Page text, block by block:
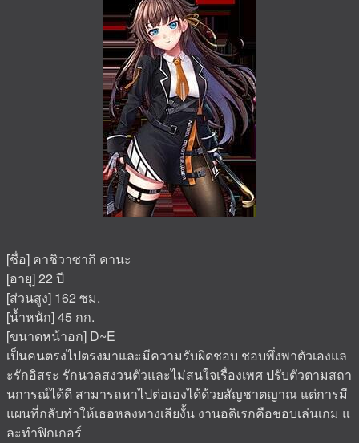
[ชื่อ] คาชิวาซากิ คานะ
[อายุ] 22 ปี
[ส่วนสูง] 162 ซม.
[น้ำหนัก] 45 กก.
[ขนาดหน้าอก] D~E
เป็นคนตรงไปตรงมาและมีความรับผิดชอบ ชอบพึ่งพาตัวเองแล
ะรักอิสระ รักนวลสงวนตัวและไม่สนใจเรื่องเพศ ปรับตัวตามสถา
นการณ์ได้ดี สามารถหาไปต่อเองได้ด้วยสัญชาตญาณ แต่การมี
แผนที่กลับทำให้เธอหลงทางเสียงั้น งานอดิเรกคือชอบเล่นเกม แ
ละทำฟิกเกอร์